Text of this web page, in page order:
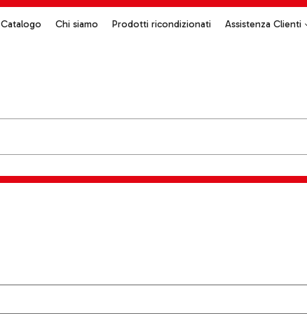
Catalogo Chi siamo Prodotti ricondizionati Assistenza Clienti